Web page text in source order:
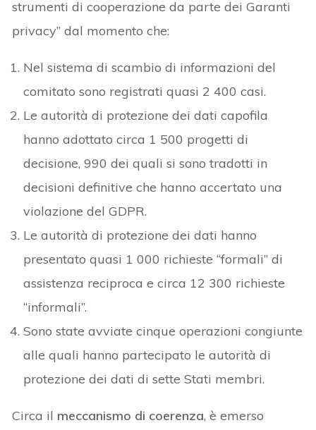
strumenti di cooperazione da parte dei Garanti
privacy” dal momento che:
Nel sistema di scambio di informazioni del
comitato sono registrati quasi 2 400 casi.
Le autorità di protezione dei dati capofila
hanno adottato circa 1 500 progetti di
decisione, 990 dei quali si sono tradotti in
decisioni definitive che hanno accertato una
violazione del GDPR.
Le autorità di protezione dei dati hanno
presentato quasi 1 000 richieste “formali” di
assistenza reciproca e circa 12 300 richieste
“informali”.
Sono state avviate cinque operazioni congiunte
alle quali hanno partecipato le autorità di
protezione dei dati di sette Stati membri.
Circa il meccanismo di coerenza, è emerso